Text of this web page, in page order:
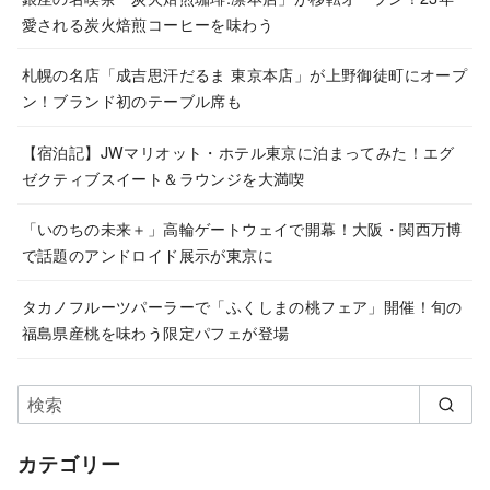
愛される炭火焙煎コーヒーを味わう
札幌の名店「成吉思汗だるま 東京本店」が上野御徒町にオープ
ン！ブランド初のテーブル席も
【宿泊記】JWマリオット・ホテル東京に泊まってみた！エグ
ゼクティブスイート＆ラウンジを大満喫
「いのちの未来＋」高輪ゲートウェイで開幕！大阪・関西万博
で話題のアンドロイド展示が東京に
タカノフルーツパーラーで「ふくしまの桃フェア」開催！旬の
福島県産桃を味わう限定パフェが登場
カテゴリー